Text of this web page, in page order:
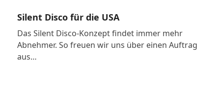
Silent Disco für die USA
Das Silent Disco-Konzept findet immer mehr
Abnehmer. So freuen wir uns über einen Auftrag
aus…